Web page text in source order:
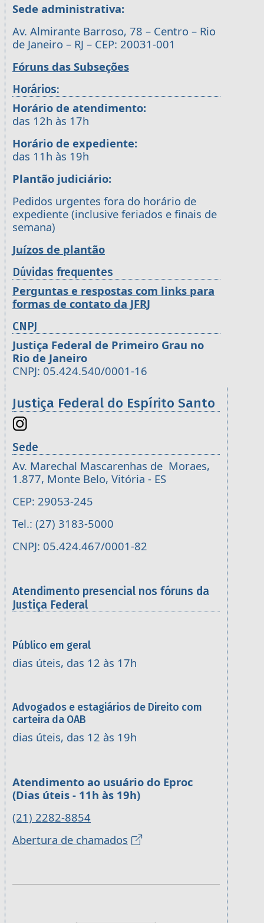
Sede administrativa:
Av. Almirante Barroso, 78 – Centro – Rio
de Janeiro – RJ – CEP: 20031-001
Fóruns das Subseções
Horários:
Horário de atendimento:
das 12h às 17h
Horário de expediente:
das 11h às 19h
Plantão judiciário:
Pedidos urgentes fora do horário de
expediente (inclusive feriados e finais de
semana)
Juízos de plantão
Dúvidas frequentes
Perguntas e respostas com links para
formas de contato da JFRJ
CNPJ
Justiça Federal de Primeiro Grau no
Rio de Janeiro
CNPJ: 05.424.540/0001-16
Justiça Federal do Espírito Santo
Sede
Av. Marechal Mascarenhas de Moraes,
1.877, Monte Belo, Vitória - ES
CEP: 29053-245
Tel.: (27) 3183-5000
CNPJ: 05.424.467/0001-82
Atendimento presencial nos fóruns da
Justiça Federal
Público em geral
dias úteis, das 12 às 17h
Advogados e estagiários de Direito com
carteira da OAB
dias úteis, das 12 às 19h
Atendimento ao usuário do Eproc
(Dias úteis - 11h às 19h)
(21) 2282-8854
Abertura de chamados